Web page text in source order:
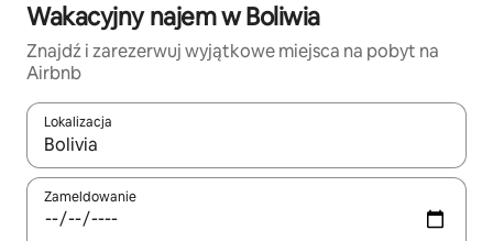
Wakacyjny najem w Boliwia
Znajdź i zarezerwuj wyjątkowe miejsca na pobyt na
Airbnb
Lokalizacja
Gdy wyniki będą dostępne, możesz poruszać się po nich za
Zameldowanie